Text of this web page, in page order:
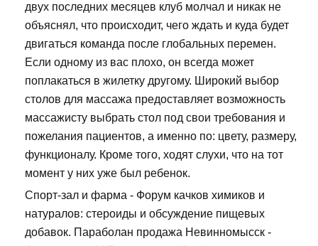
двух последних месяцев клуб молчал и никак не
объяснял, что происходит, чего ждать и куда будет
двигаться команда после глобальных перемен.
Если одному из вас плохо, он всегда может
поплакаться в жилетку другому. Широкий выбор
столов для массажа предоставляет возможность
массажисту выбрать стол под свои требования и
пожелания пациентов, а именно по: цвету, размеру,
функционалу. Кроме того, ходят слухи, что на тот
момент у них уже был ребенок.
Спорт-зал и фарма - Форум качков химиков и
натуралов: стероиды и обсуждение пищевых
добавок. Параболан продажа Невинномысск -